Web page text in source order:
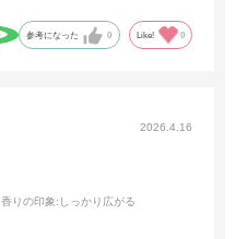
参考になった 0 Like! 0
2026.4.16
香りの印象:しっかり広がる